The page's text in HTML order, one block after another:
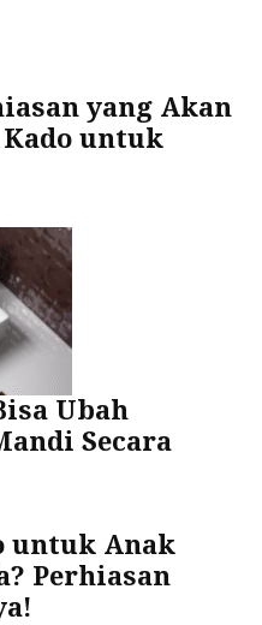
yang Akan
untuk
Ubah
Secara
untuk Anak
Perhiasan